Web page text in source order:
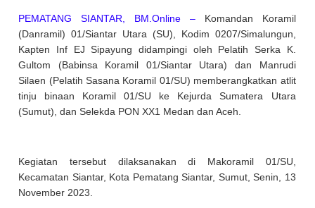
PEMATANG SIANTAR, BM.Online –Komandan Koramil
(Danramil) 01/Siantar Utara (SU), Kodim 0207/Simalungun,
Kapten Inf EJ Sipayung didampingi oleh Pelatih Serka K.
Gultom (Babinsa Koramil 01/Siantar Utara) dan Manrudi
Silaen (Pelatih Sasana Koramil 01/SU) memberangkatkan atlit
tinju binaan Koramil 01/SU ke Kejurda Sumatera Utara
(Sumut), dan Selekda PON XX1 Medan dan Aceh.
Kegiatan tersebut dilaksanakan di Makoramil 01/SU,
Kecamatan Siantar, Kota Pematang Siantar, Sumut, Senin, 13
November 2023.